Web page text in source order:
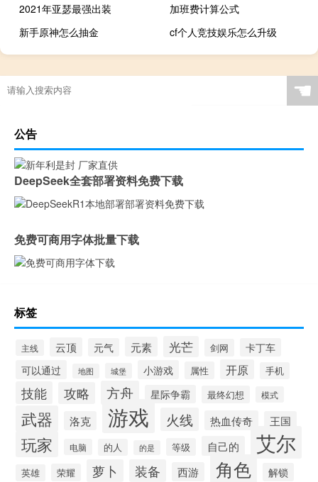
2021年亚瑟最强出装
加班费计算公式
新手原神怎么抽金
cf个人竞技娱乐怎么升级
☚
公告
DeepSeek全套部署资料免费下载
免费可商用字体批量下载
标签
主线 云顶 元气 元素 光芒 剑网 卡丁车
可以通过 地图 城堡 小游戏 属性 开原 手机
技能 攻略 方舟 星际争霸 最终幻想 模式
武器 洛克 游戏 火线 热血传奇 王国
玩家 电脑 的人 的是 等级 自己的 艾尔
英雄 荣耀 萝卜 装备 西游 角色 解锁